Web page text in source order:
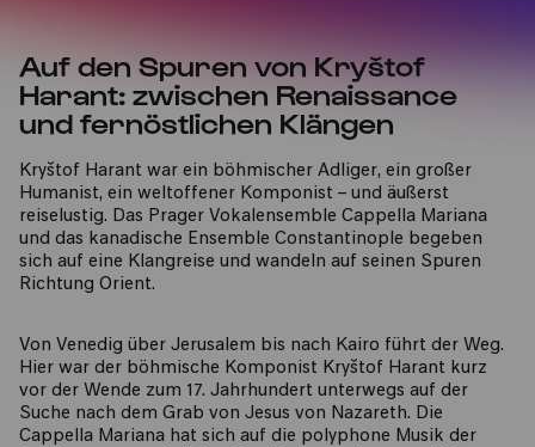
Auf den Spuren von Kryštof
Harant: zwischen Renaissance
und fernöstlichen Klängen
Kryštof Harant war ein böhmischer Adliger, ein großer
Humanist, ein weltoffener Komponist – und äußerst
reiselustig. Das Prager Vokalensemble Cappella Mariana
und das kanadische Ensemble Constantinople begeben
sich auf eine Klangreise und wandeln auf seinen Spuren
Richtung Orient.
Von Venedig über Jerusalem bis nach Kairo führt der Weg.
Hier war der böhmische Komponist Kryštof Harant kurz
vor der Wende zum 17. Jahrhundert unterwegs auf der
Suche nach dem Grab von Jesus von Nazareth. Die
Cappella Mariana hat sich auf die polyphone Musik der